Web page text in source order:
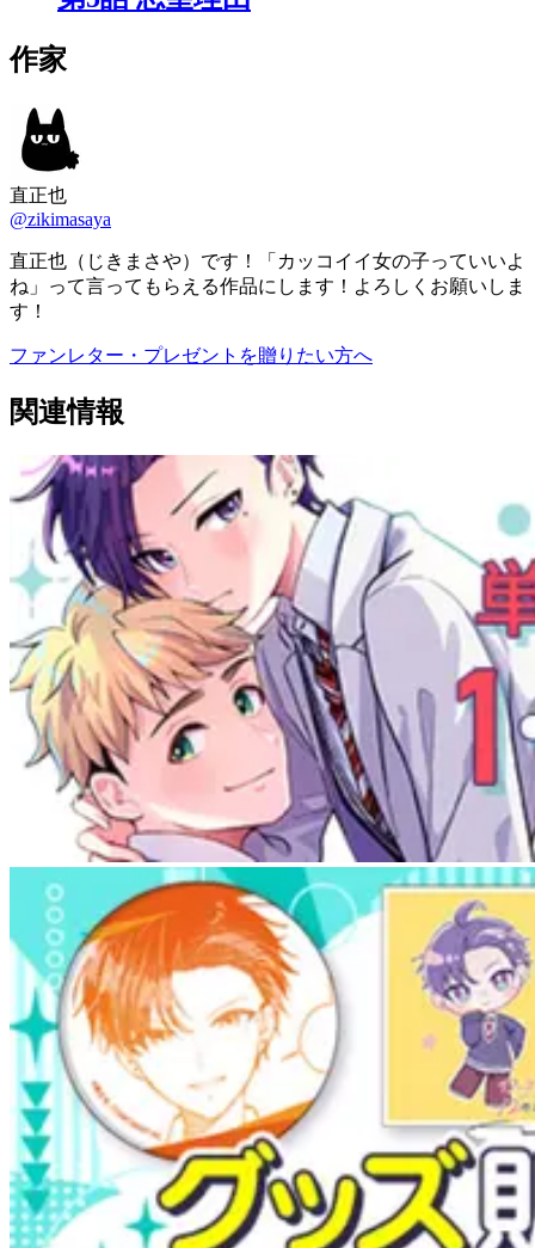
作家
直正也
@zikimasaya
直正也（じきまさや）です！「カッコイイ女の子っていいよ
ね」って言ってもらえる作品にします！よろしくお願いしま
す！
ファンレター・プレゼントを贈りたい方へ
関連情報